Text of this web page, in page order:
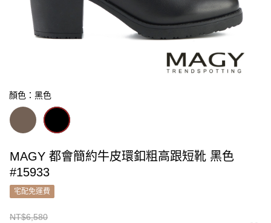
顏色：黑色
MAGY 都會簡約牛皮環釦粗高跟短靴 黑色
#15933
宅配免運費
NT$6,580